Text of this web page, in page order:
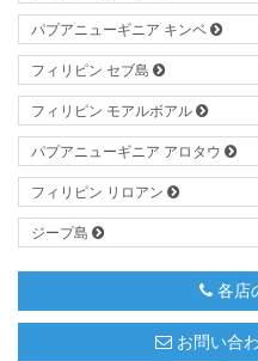
パプアニューギニア キンベ
フィリピン セブ島
フィリピン モアルボアル
パプアニューギニア アロタウ
フィリピン リロアン
ジープ島
各店
お問い合